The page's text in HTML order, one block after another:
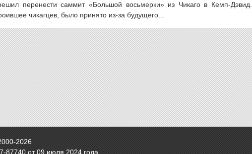
перенести саммит «Большой восьмерки» из Чикаго в Кемп-Дэвид.
чикагцев, было принято из-за будущего...
2026
от 09 июля 2024 года.